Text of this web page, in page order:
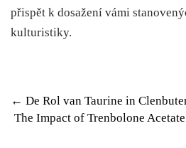
přispět k dosažení vámi
kulturistiky.
P
o
← De Rol van Taurine in
The Impact of Trenbolone